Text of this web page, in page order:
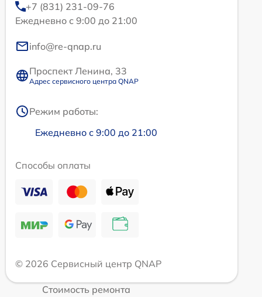
+7 (831) 231-09-76
Ежедневно с 9:00 до 21:00
info@re-qnap.ru
Проспект Ленина, 33
Адрес сервисного центра QNAP
Режим работы:
Ежедневно с 9:00 до 21:00
Способы оплаты
© 2026 Сервисный центр QNAP
Стоимость ремонта